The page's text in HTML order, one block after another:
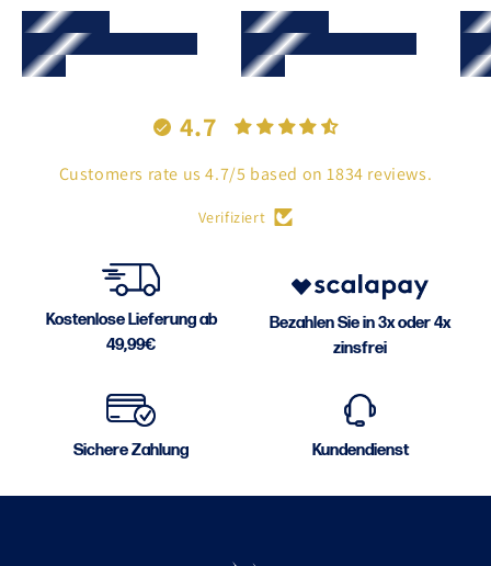
4.7
Customers rate us 4.7/5 based on 1834 reviews.
Verifiziert
Kostenlose Lieferung ab
49,99€
Bezahlen Sie in 3x oder 4x
zinsfrei
Sichere Zahlung Kundendienst